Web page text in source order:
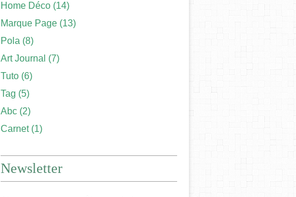
Home Déco (14)
Marque Page (13)
Pola (8)
Art Journal (7)
Tuto (6)
Tag (5)
Abc (2)
Carnet(1)
Newsletter